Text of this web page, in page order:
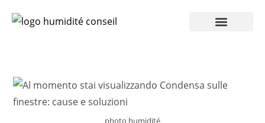
photo humidité